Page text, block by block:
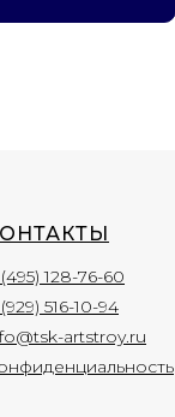
128-76-60
516-10-94
artstroy.ru